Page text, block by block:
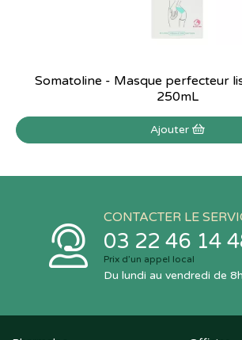
Somatoline - Masque perfecteur
250mL
Ajouter
CONTACTER LE
03 22 46 14
Prix d’un appel local
Du lundi au vendredi de